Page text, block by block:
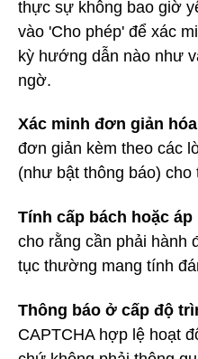
thực sự không bao giờ
vào 'Cho phép' để xác
kỳ hướng dẫn nào như
ngờ.
Xác minh đơn giản
đơn giản kèm theo các
(như bật thông báo) cho
Tính cấp bách hoặc
cho rằng cần phải hành
tục thường mang tính
Thông báo ở cấp độ
CAPTCHA hợp lệ hoạt